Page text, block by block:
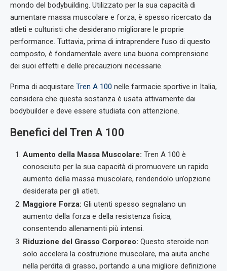
mondo del bodybuilding. Utilizzato per la sua capacità di
aumentare massa muscolare e forza, è spesso ricercato da
atleti e culturisti che desiderano migliorare le proprie
performance. Tuttavia, prima di intraprendere l’uso di questo
composto, è fondamentale avere una buona comprensione
dei suoi effetti e delle precauzioni necessarie.
Prima di acquistare Tren A 100 nelle farmacie sportive in Italia,
considera che questa sostanza è usata attivamente dai
bodybuilder e deve essere studiata con attenzione.
Benefici del Tren A 100
Aumento della Massa Muscolare: Tren A 100 è
conosciuto per la sua capacità di promuovere un rapido
aumento della massa muscolare, rendendolo un’opzione
desiderata per gli atleti.
Maggiore Forza: Gli utenti spesso segnalano un
aumento della forza e della resistenza fisica,
consentendo allenamenti più intensi.
Riduzione del Grasso Corporeo: Questo steroide non
solo accelera la costruzione muscolare, ma aiuta anche
nella perdita di grasso, portando a una migliore definizione